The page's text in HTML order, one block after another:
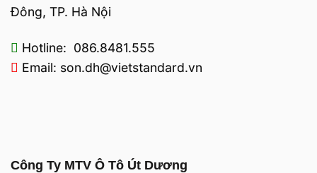
Đông, TP. Hà Nội
Hotline: 086.8481.555
Email: son.dh@vietstandard.vn
Công Ty MTV Ô Tô Út Dương